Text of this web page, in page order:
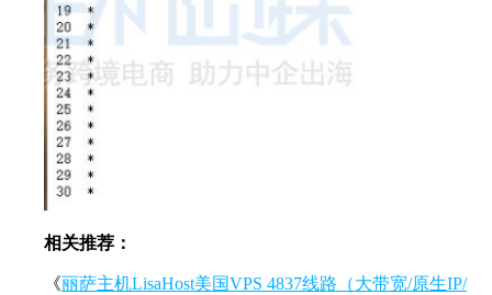
相关推荐：
《丽萨主机LisaHost美国VPS 4837线路（大带宽/原生IP/